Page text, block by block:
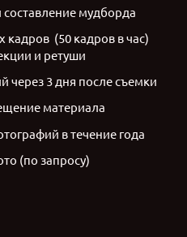
мудборда
кадров (50 кадров в час)
и ретуши
через 3 дня после съемки
материала
в течение года
(по запросу)